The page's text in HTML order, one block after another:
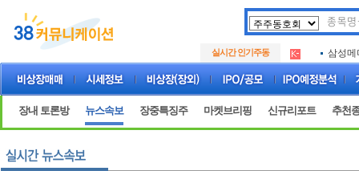
실시간 인기주동
.
아크로
삼성메
.
아크로
.
아하
장내 토론방 뉴스속보 장중특징주 마켓브리핑 신규리포트 추천